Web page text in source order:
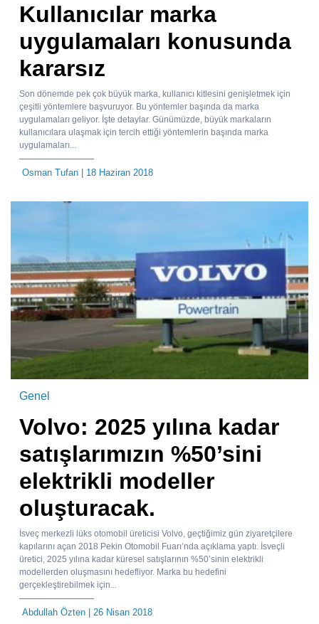
Kullanıcılar marka
uygulamaları konusunda
kararsız
Son dönemde pek çok büyük marka, kullanıcı kitlesini genişletmek için
çeşitli yöntemlere başvuruyor. Bu yöntemler başında da marka
uygulamaları geliyor. İşte detaylar. Günümüzde, büyük markaların
kullanıcılara ulaşmak için tercih ettiği yöntemlerin başında marka
uygulamaları...
Osman Tufan | 18 Haziran 2018
Genel
Volvo: 2025 yılına kadar
satışlarımızın %50’sini
elektrikli modeller
oluşturacak.
İsveç merkezli lüks otomobil üreticisi Volvo, geçtiğimiz gün ziyaretçilere
kapılarını açan 2018 Pekin Otomobil Fuarı’nda açıklama yaptı. İsveçli
üretici, 2025 yılına kadar küresel satışlarının %50’sinin elektrikli
modellerden oluşmasını hedefliyor. Marka bu hedefini
gerçekleştirebilmek için...
Abdullah Özten | 26 Nisan 2018